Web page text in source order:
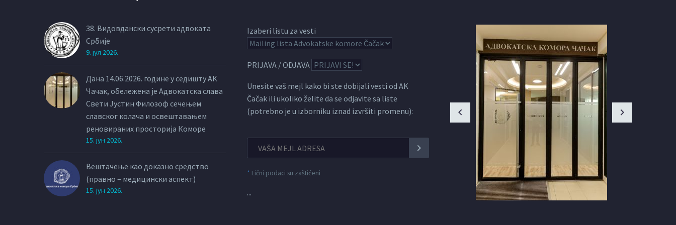
38. Видовдански сусрети адвоката
Србије
9. јул 2026.
Дана 14.06.2026. године у седишту АК
Чачак, обележена је Адвокатска слава
Свети Јустин Филозоф сечењем
славског колача и освештавањем
реновираних просторија Коморе
15. јун 2026.
Вештачење као доказно средство
(правно – медицински аспект)
15. јун 2026.
Izaberi listu za vesti
PRIJAVA / ODJAVA
Unesite vaš mejl kako bi ste dobijali vesti od AK
Čačak ili ukoliko želite da se odjavite sa liste
(potrebno je u izborniku iznad izvršiti promenu):
* Lični podaci su zaštićeni
...